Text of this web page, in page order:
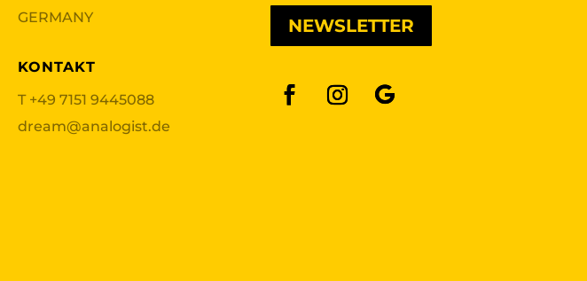
GERMANY
KONTAKT
T +49 7151 9445088
dream@analogist.de
NEWSLETTER